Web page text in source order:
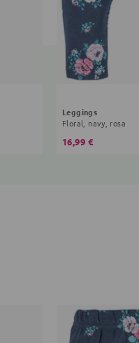
Leggings
Floral, navy, rosa
16,99 €